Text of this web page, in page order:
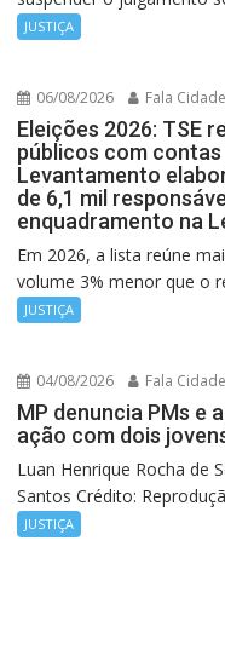
JUSTIÇA
06/08/2026 Fala Cidade
Eleições 2026: TSE
públicos com
Levantamento
de 6,1 mil
enquadramento na
Em 2026, a lista reúne
volume 3% menor que o
JUSTIÇA
04/08/2026 Fala Cidade
MP denuncia PMs e
ação com dois
Luan Henrique Rocha de
Santos Crédito:
JUSTIÇA